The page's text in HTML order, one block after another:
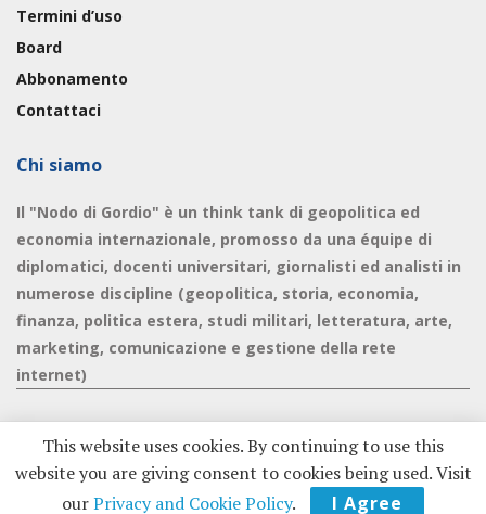
Termini d’uso
Board
Abbonamento
Contattaci
Chi siamo
Il "Nodo di Gordio" è un think tank di geopolitica ed
economia internazionale, promosso da una équipe di
diplomatici, docenti universitari, giornalisti ed analisti in
numerose discipline (geopolitica, storia, economia,
finanza, politica estera, studi militari, letteratura, arte,
marketing, comunicazione e gestione della rete
internet)
© 2020 - Nodo di Gordio - Privacy Policy |Cookie Policy
This website uses cookies. By continuing to use this
website you are giving consent to cookies being used. Visit
ourPrivacy and Cookie Policy. I Agree